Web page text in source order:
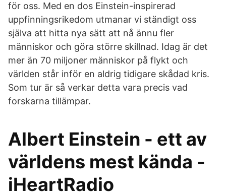
för oss. Med en dos Einstein-inspirerad
uppfinningsrikedom utmanar vi ständigt oss
själva att hitta nya sätt att nå ännu fler
människor och göra större skillnad. Idag är det
mer än 70 miljoner människor på flykt och
världen står inför en aldrig tidigare skådad kris.
Som tur är så verkar detta vara precis vad
forskarna tillämpar.
Albert Einstein - ett av
världens mest kända -
iHeartRadio